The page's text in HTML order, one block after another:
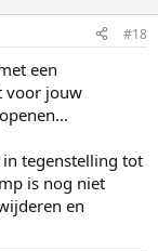
#18
een
voor jouw
tegenstelling tot
is nog niet
en